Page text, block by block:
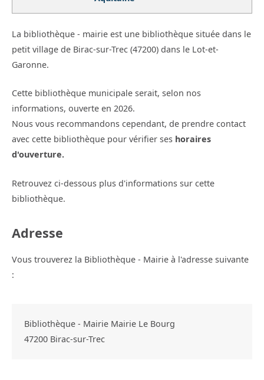
La bibliothèque - mairie est une bibliothèque située dans le
petit village de Birac-sur-Trec (47200) dans le Lot-et-
Garonne.
Cette bibliothèque municipale serait, selon nos
informations, ouverte en 2026.
Nous vous recommandons cependant, de prendre contact
avec cette bibliothèque pour vérifier ses horaires
d'ouverture.
Retrouvez ci-dessous plus d'informations sur cette
bibliothèque.
Adresse
Vous trouverez la Bibliothèque - Mairie à l'adresse suivante
:
Bibliothèque - Mairie Mairie Le Bourg
47200 Birac-sur-Trec